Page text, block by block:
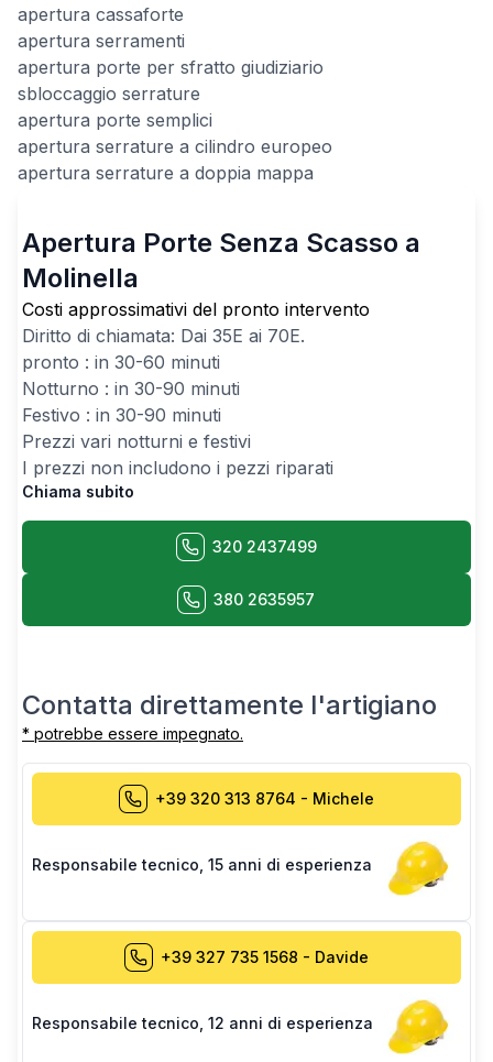
apertura cassaforte
apertura serramenti
apertura porte per sfratto giudiziario
sbloccaggio serrature
apertura porte semplici
apertura serrature a cilindro europeo
apertura serrature a doppia mappa
Apertura Porte Senza Scasso a
Molinella
Costi approssimativi del pronto intervento
Diritto di chiamata: Dai 35E ai 70E.
pronto : in 30-60 minuti
Notturno : in 30-90 minuti
Festivo : in 30-90 minuti
Prezzi vari notturni e festivi
I prezzi non includono i pezzi riparati
Chiama subito
320 2437499
380 2635957
Contatta direttamente l'artigiano
* potrebbe essere impegnato.
+39 320 313 8764 - Michele
Responsabile tecnico 15 anni di esperienza
+39 327 735 1568 - Davide
Responsabile tecnico 12 anni di esperienza